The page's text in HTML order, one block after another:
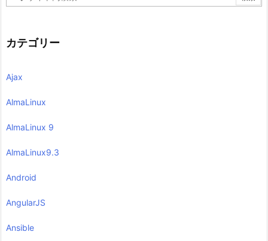
カテゴリー
Ajax
AlmaLinux
AlmaLinux 9
AlmaLinux9.3
Android
AngularJS
Ansible